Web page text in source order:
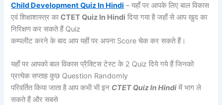
Child Development Quiz In Hindi – यहाँ पर आपके लिए बाल विकास
एवं शिक्षाशास्त्र काCTET Quiz In Hindi दिया गया है जहाँ से आप खुद का
निरिक्षण कर सकते हैं Quiz
कम्पलीट करने के बाद आप यहीं पर अपना Score चेक कर सकते हैं।
यहाँ पर आपको बाल विकास प्रैक्टिस टेस्ट के 2 Quiz दिये गये हैं जिनको
प्रत्येक सप्ताह कुछ Question Randomly
परिवर्तित किया जाता है आप कभी भी इन CTET Quiz In Hindi में भाग ले
सकते हैं और सबसे